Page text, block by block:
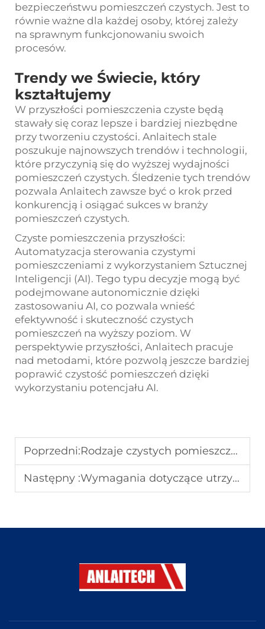
bezpieczeństwu pomieszczeń czystych. Jest to
równie ważne dla każdej osoby, której zależy
na sprawnym funkcjonowaniu swoich
procesów.
Trendy we Świecie, który
kształtujemy
W przyszłości pomieszczenia czyste będą
stawały się coraz lepsze i bardziej niezbędne
przy tworzeniu czystości. Anlaitech stale
poszukuje najnowszych trendów i technologii,
które przyczynią się do wyższej wydajności
pomieszczeń czystych. Śledzenie tych trendów
pozwala Anlaitech zawsze być o krok przed
konkurencją i osiągać sukces w branży
pomieszczeń czystych.
Czyste pomieszczenia przyszłości:
Automatyzacja sterowania czystymi
pomieszczeniami z wykorzystaniem Sztucznej
Inteligencji (AI). Tego typu decyzje mogą być
podejmowane autonomicznie dzięki
zastosowaniu AI, co pozwala wnieść
efektywność i skuteczność czystych
pomieszczeń na wyższy poziom. W
perspektywie przyszłości, Anlaitech pracuje
nad metodami, które pozwolą jeszcze bardziej
poprawić czystość pomieszczeń dzięki
wykorzystaniu potencjału AI.
Poprzedni:Rodzaje czystych pomieszczeń aptecznych w zależności od różnych potrzeb chirurgicznych
Następny :Wymagania dotyczące utrzymania czystości w szpitalnych pomieszczeniach czystych